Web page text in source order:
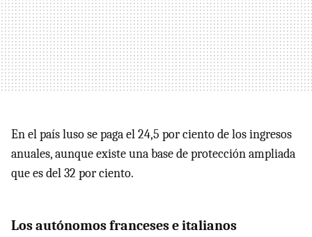
En el país luso se paga el 24,5 por ciento de los ingresos
anuales, aunque existe una base de protección ampliada
que es del 32 por ciento.
Los autónomos franceses e italianos